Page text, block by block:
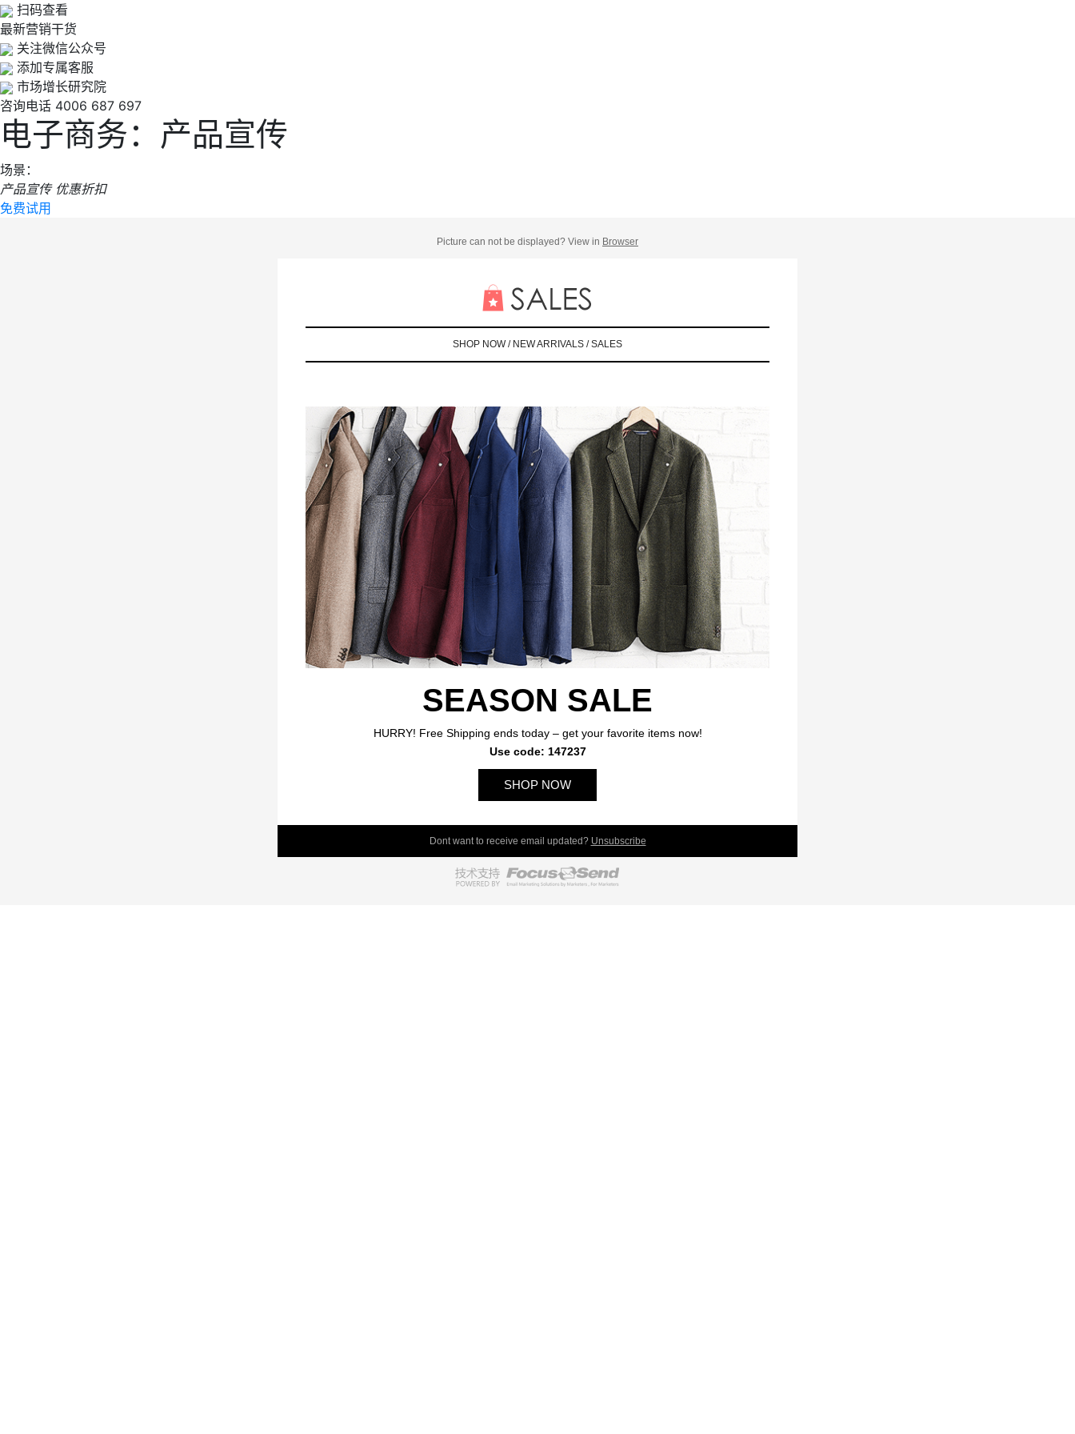
扫码查看
最新营销干货
关注微信公众号
添加专属客服
市场增长研究院
咨询电话 4006 687 697
电子商务：产品宣传
场景：
产品宣传 优惠折扣
免费试用